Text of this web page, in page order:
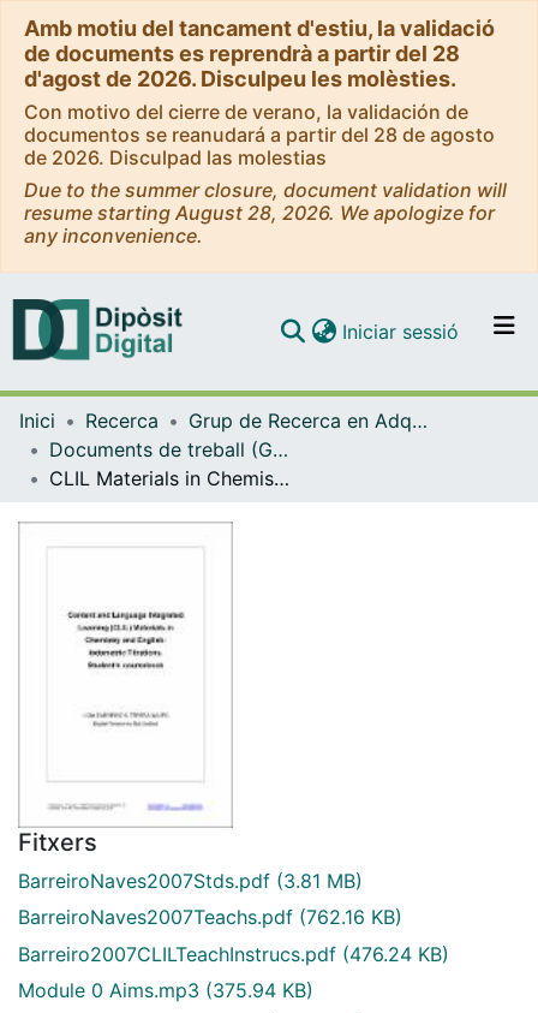
Amb motiu del tancament d'estiu, la validació
de documents es reprendrà a partir del 28
d'agost de 2026. Disculpeu les molèsties.
Con motivo del cierre de verano, la validación de
documentos se reanudará a partir del 28 de agosto
de 2026. Disculpad las molestias
Due to the summer closure, document validation will
resume starting August 28, 2026. We apologize for
any inconvenience.
Navega per tot el DD
Com publicar
Iniciar sessió (current)
Inici Recerca
Grup de Recerca en Adquisició de Llengües (GRAL)
Documents de treball (Grup de Recerca en Adquisició de Llengües (GRAL))
CLIL Materials in Chemistry and English: Iodometric Titrations
Fitxers
BarreiroNaves2007Stds.pdf (3.81 MB)
BarreiroNaves2007Teachs.pdf (762.16 KB)
Barreiro2007CLILTeachInstrucs.pdf (476.24 KB)
Module 0 Aims.mp3 (375.94 KB)